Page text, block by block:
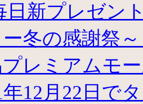
日新プレゼン
冬の感謝祭
レミアムモ
年12月22日で